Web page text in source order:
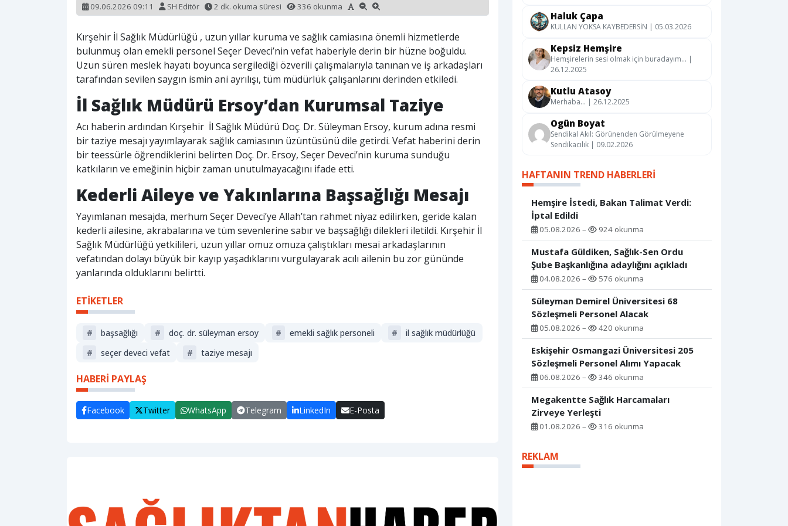
09.06.2026 09:11 SH Editör 2 dk. okuma süresi 336 okunma
Kırşehir İl Sağlık Müdürlüğü , uzun yıllar kuruma ve sağlık camiasına önemli hizmetlerde
bulunmuş olan emekli personel Seçer Deveci’nin vefat haberiyle derin bir hüzne boğuldu.
Uzun süren meslek hayatı boyunca sergilediği özverili çalışmalarıyla tanınan ve iş arkadaşları
tarafından sevilen saygın ismin ani ayrılışı, tüm müdürlük çalışanlarını derinden etkiledi.
İl Sağlık Müdürü Ersoy’dan Kurumsal Taziye
Acı haberin ardından Kırşehir İl Sağlık Müdürü Doç. Dr. Süleyman Ersoy, kurum adına resmi
bir taziye mesajı yayımlayarak sağlık camiasının üzüntüsünü dile getirdi. Vefat haberini derin
bir teessürle öğrendiklerini belirten Doç. Dr. Ersoy, Seçer Deveci’nin kuruma sunduğu
katkıların ve emeğinin hiçbir zaman unutulmayacağını ifade etti.
Kederli Aileye ve Yakınlarına Başsağlığı Mesajı
Yayımlanan mesajda, merhum Seçer Deveci’ye Allah’tan rahmet niyaz edilirken, geride kalan
kederli ailesine, akrabalarına ve tüm sevenlerine sabır ve başsağlığı dilekleri iletildi. Kırşehir İl
Sağlık Müdürlüğü yetkilileri, uzun yıllar omuz omuza çalıştıkları mesai arkadaşlarının
vefatından dolayı büyük bir kayıp yaşadıklarını vurgulayarak acılı ailenin bu zor gününde
yanlarında olduklarını belirtti.
ETİKETLER
# başsağlığı # doç. dr. süleyman ersoy # emekli sağlık personeli #
i̇l sağlık müdürlüğü
#
seçer deveci vefat # taziye mesajı
HABERİ PAYLAŞ
Facebook Twitter WhatsApp Telegram LinkedIn E-Posta
Haluk Çapa
KULLAN YOKSA KAYBEDERSİN | 05.03.2026
Kepsiz Hemşire
Hemşirelerin sesi olmak için buradayım… |
26.12.2025
Kutlu Atasoy
Merhaba… | 26.12.2025
Ogün Boyat
Sendikal Akıl: Görünenden Görülmeyene
Sendikacılık | 09.02.2026
HAFTANIN TREND HABERLERI
Hemşire İstedi, Bakan Talimat Verdi:
İptal Edildi
05.08.2026 – 924 okunma
Mustafa Güldiken, Sağlık-Sen Ordu
Şube Başkanlığına adaylığını açıkladı
04.08.2026 – 576 okunma
Süleyman Demirel Üniversitesi 68
Sözleşmeli Personel Alacak
05.08.2026 – 420 okunma
Eskişehir Osmangazi Üniversitesi 205
Sözleşmeli Personel Alımı Yapacak
06.08.2026 – 346 okunma
Megakentte Sağlık Harcamaları
Zirveye Yerleşti
01.08.2026 – 316 okunma
REKLAM